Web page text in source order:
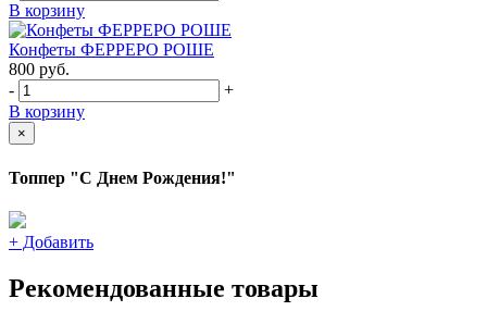
В корзину
Конфеты ФЕРРЕРО РОШЕ
800 руб.
-
+
В корзину
×
Топпер "С Днем Рождения!"
+ Добавить
Рекомендованные товары